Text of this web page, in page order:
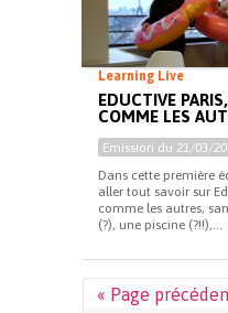
Learning Live
EDUCTIVE
COMME LES
Emission du 21/03/
Dans cette première
aller tout savoir sur
comme les autres,
(?), une piscine (?!!),...
« Page